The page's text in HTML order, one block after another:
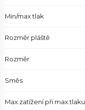
Min/max tlak
Rozměr pláště
Rozměr
Směs
Max.zatížení při max.tlaku